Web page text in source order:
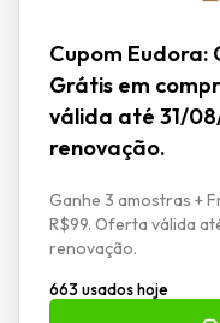
Cupom Eudora:
Grátis em
válida até 31/
renovação.
Ganhe 3 amostras +
R$99. Oferta válida
renovação.
663 usados hoje